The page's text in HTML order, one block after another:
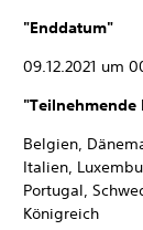
"Enddatum"
09.12.2021 um
Belgien,
Italien,
Portugal,
Königreich